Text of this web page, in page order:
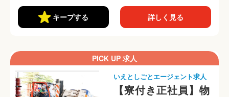
キープする 詳しく見る
PICK UP 求人
いえとしごとエージェント求人
【寮付き正社員】物